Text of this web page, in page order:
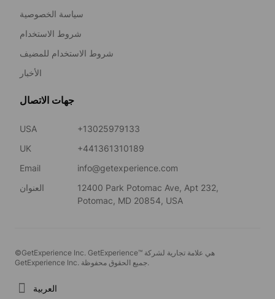
سياسة الخصوصية
شروط الاستخدام
شروط الاستخدام للمضيف
الأخبار
جهات الاتصال
USA
+13025979133
UK
+441361310189
Email
info@getexperience.com
العنوان
12400 Park Potomac Ave, Apt 232,
Potomac, MD 20854, USA
©GetExperience Inc. GetExperience™ هي علامة تجارية لشركة
GetExperience Inc. جميع الحقوق محفوظة.
العربية